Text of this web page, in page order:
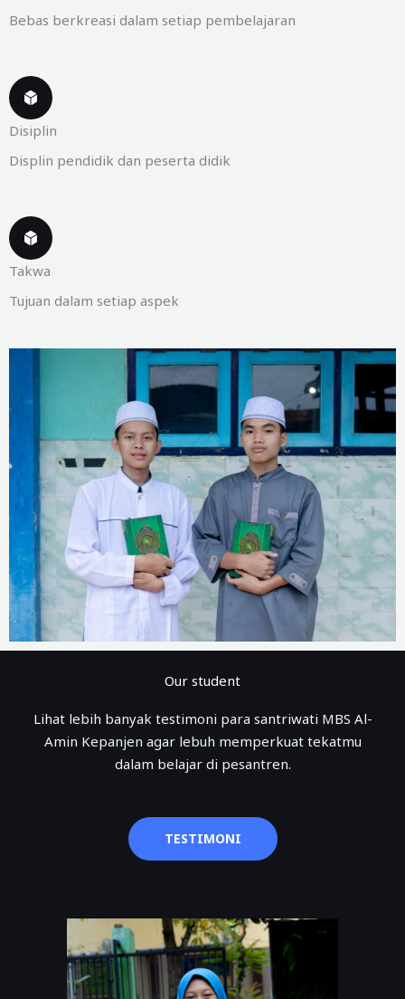
Bebas berkreasi dalam setiap pembelajaran
Disiplin
Displin pendidik dan peserta didik
Takwa
Tujuan dalam setiap aspek
Our student
Lihat lebih banyak testimoni para santriwati MBS Al-
Amin Kepanjen agar lebuh memperkuat tekatmu
dalam belajar di pesantren.
TESTIMONI